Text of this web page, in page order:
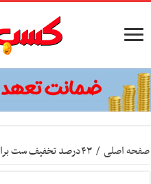
صفحه اصلی / ۴۳درصد تخفیف ست براش ۷ تایی Anastasia